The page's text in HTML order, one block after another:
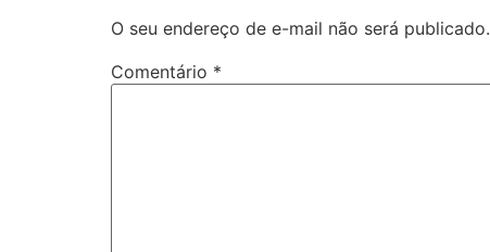
O seu endereço de e-mail não será publicado.
Comentário *